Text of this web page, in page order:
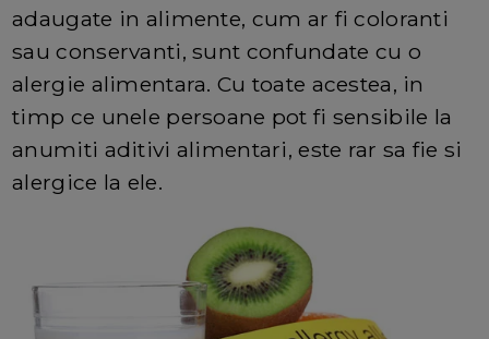
adaugate in alimente, cum ar fi coloranti
sau conservanti, sunt confundate cu o
alergie alimentara. Cu toate acestea, in
timp ce unele persoane pot fi sensibile la
anumiti aditivi alimentari, este rar sa fie si
alergice la ele.